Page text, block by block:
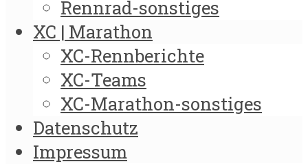
Rennrad-sonstiges
XC | Marathon
XC-Rennberichte
XC-Teams
XC-Marathon-sonstiges
Datenschutz
Impressum